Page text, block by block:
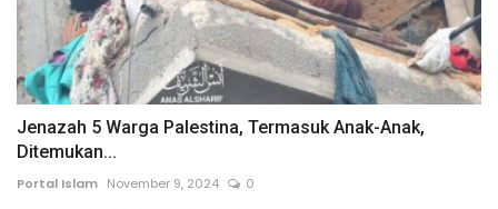
Jenazah 5 Warga Palestina, Termasuk Anak-Anak,
Ditemukan...
Portal Islam November 9, 2024 0